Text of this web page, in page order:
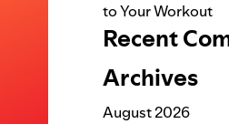
to Your Workout
Recent
Archives
August 2026